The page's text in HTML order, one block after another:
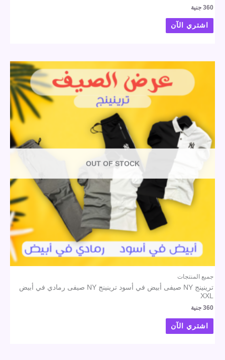
360 جنية
اشتري الآن
OUT OF STOCK
جميع المنتجات
ترينينج NY صيفى أبيض في أسود ترينينج NY صيفى رمادي في أبيض
XXL
360 جنية
اشتري الآن